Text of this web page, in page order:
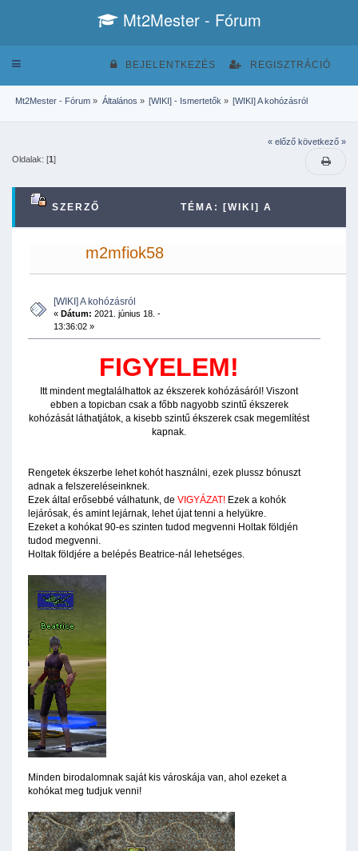
Mt2Mester - Fórum
Toggle
BEJELENTKEZÉS REGISZTRÁCIÓ
Mt2Mester - Fórum » Általános » [WIKI] - Ismertetők » [WIKI] A kohózásról
« előző következő »
Oldalak: [1]
SZERZŐ TÉMA: [WIKI] A
KOHÓZÁSRÓL (MEGTEKINTVE 30467
m2mfiok58
[WIKI] A kohózásról
«Dátum: 2021. június 18. -
13:36:02 »
FIGYELEM!
Itt mindent megtalálhattok az ékszerek kohózásáról! Viszont
ebben a topicban csak a főbb nagyobb szintű ékszerek
kohózását láthatjátok, a kisebb szintű ékszerek csak megemlítést
kapnak.
Rengetek ékszerbe lehet kohót használni, ezek plussz bónuszt
adnak a felszereléseinknek.
Ezek által erősebbé válhatunk, de VIGYÁZAT!Ezek a kohók
lejárósak, és amint lejárnak, lehet újat tenni a helyükre.
Ezeket a kohókat 90-es szinten tudod megvenni Holtak földjén
tudod megvenni.
Holtak földjére a belépés Beatrice-nál lehetséges.
Minden birodalomnak saját kis városkája van, ahol ezeket a
kohókat meg tudjuk venni!